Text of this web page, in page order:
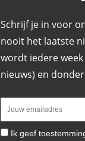
Schrijf je in voor
nooit het laatste
wordt iedere
nieuws) en
Ik geef